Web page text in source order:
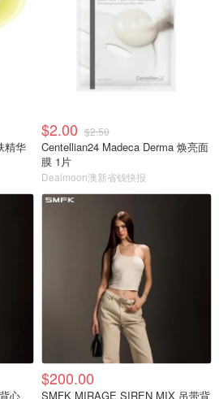
精华
$2.00 $2.50
Centellian24 Madeca Derma 焕亮面
膜 1片
Dealmoon澳新省钱快报
心
$200.00
SMFK MIRAGE SIREN MIX 吊带背